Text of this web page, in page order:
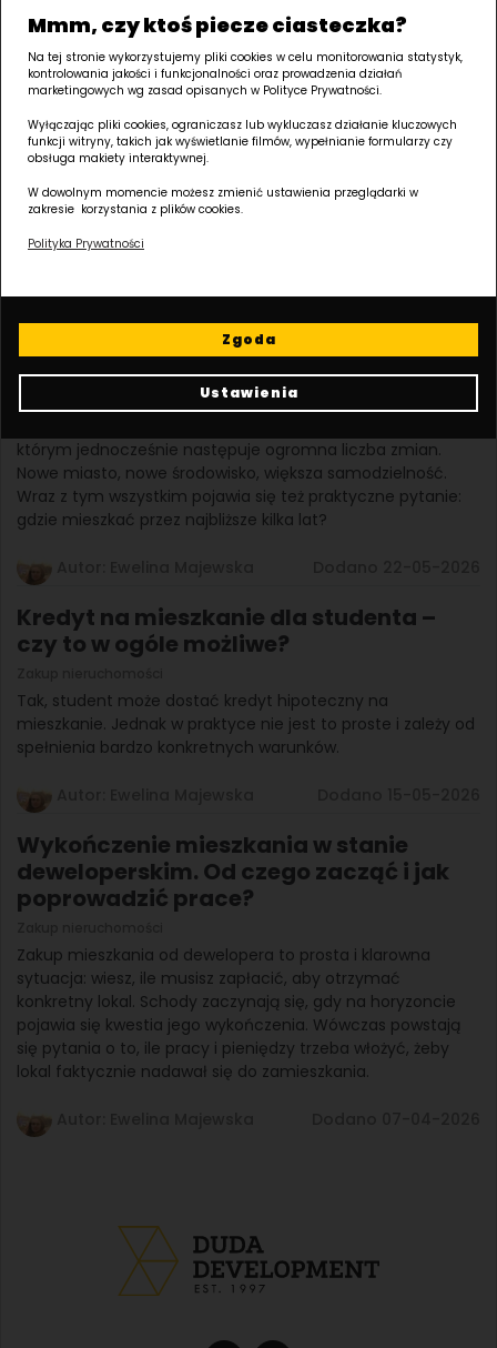
Mmm, czy ktoś piecze ciasteczka?
Na tej stronie wykorzystujemy pliki cookies w celu monitorowania statystyk,
kontrolowania jakości i funkcjonalności oraz prowadzenia działań
marketingowych wg zasad opisanych w Polityce Prywatności.
Wyłączając pliki cookies, ograniczasz lub wykluczasz działanie kluczowych
funkcji witryny, takich jak wyświetlanie filmów, wypełnianie formularzy czy
obsługa makiety interaktywnej.
W dowolnym momencie możesz zmienić ustawienia przeglądarki w
zakresie korzystania z plików cookies.
Polityka Prywatności
Ustawienia
Zgoda
Jakie mieszkanie dla studenta kupić w
Poznaniu? Najlepsze dzielnice i
praktyczne wskazówki
Zakup nieruchomości
Poznań to jeden z tych rynków, gdzie decyzja o zakupie
jednej strony masz dużą, stabilną grupę przyszłych
najemców, z drugiej – szeroki wybór lokalizacji, które różnią
się nie tylko ceną, ale też stylem życia i codzienną wygodą.
Autor: Ewelina Majewska Dodano 29-05-2026
Jakie mieszkanie dla studenta? Czy
kupno to dobre rozwiązanie?
którym jednocześnie następuje ogromna liczba zmian.
Nowe miasto, nowe środowisko, większa samodzielność.
Wraz z tym wszystkim pojawia się też praktyczne pytanie:
gdzie mieszkać przez najbliższe kilka lat?
Kredyt na mieszkanie dla studenta –
czy to w ogóle możliwe?
Tak, student może dostać kredyt hipoteczny na
mieszkanie. Jednak w praktyce nie jest to proste i zależy od
spełnienia bardzo konkretnych warunków.
Wykończenie mieszkania w stanie
deweloperskim. Od czego zacząć i jak
poprowadzić prace?
Zakup mieszkania od dewelopera to prosta i klarowna
sytuacja: wiesz, ile musisz zapłacić, aby otrzymać
konkretny lokal. Schody zaczynają się, gdy na horyzoncie
pojawia się kwestia jego wykończenia. Wówczas powstają
się pytania o to, ile pracy i pieniędzy trzeba włożyć, żeby
lokal faktycznie nadawał się do zamieszkania.